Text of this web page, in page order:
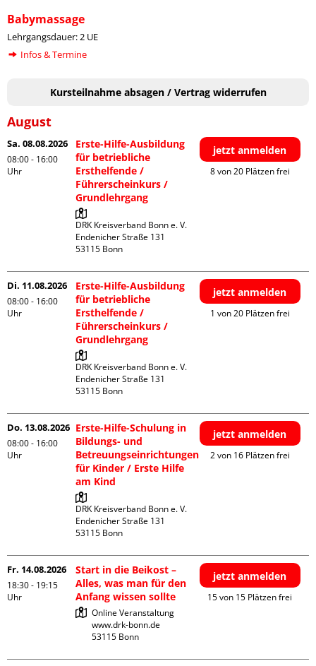
Babymassage
Lehrgangsdauer: 2 UE
Infos & Termine
Kursteilnahme absagen / Vertrag widerrufen
August
Sa. 08.08.2026
08:00 - 16:00
Uhr
Erste-Hilfe-Ausbildung
für betriebliche
Ersthelfende /
Führerscheinkurs /
Grundlehrgang
DRK Kreisverband Bonn e. V.
Endenicher Straße 131
jetzt anmelden
8 von 20 Plätzen frei
Di. 11.08.2026
08:00 - 16:00
Uhr
Erste-Hilfe-Ausbildung
für betriebliche
Ersthelfende /
Führerscheinkurs /
Grundlehrgang
DRK Kreisverband Bonn e. V.
Endenicher Straße 131
jetzt anmelden
1 von 20 Plätzen frei
Do. 13.08.2026
08:00 - 16:00
Uhr
Erste-Hilfe-Schulung in
Bildungs- und
Betreuungseinrichtungen
für Kinder / Erste Hilfe
am Kind
DRK Kreisverband Bonn e. V.
Endenicher Straße 131
jetzt anmelden
2 von 16 Plätzen frei
Fr. 14.08.2026
18:30 - 19:15
Uhr
Start in die Beikost –
Alles, was man für den
Anfang wissen sollte
Online Veranstaltung
www.drk-bonn.de
jetzt anmelden
15 von 15 Plätzen frei